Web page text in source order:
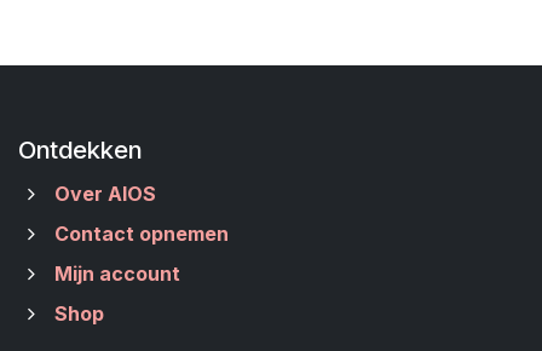
Ontdekken
Over AIOS
Contact opnemen
Mijn account
Shop